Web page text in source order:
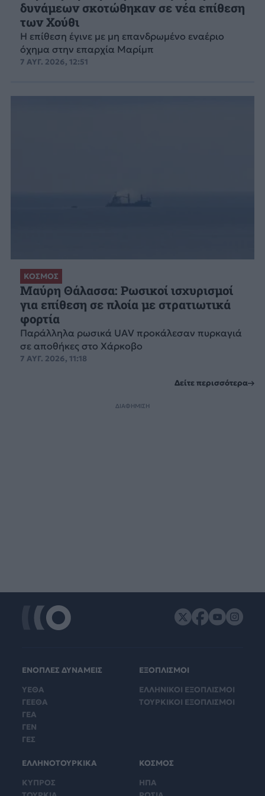
δυνάμεων σκοτώθηκαν σε νέα επίθεση
των Χούθι
Η επίθεση έγινε με μη επανδρωμένο εναέριο
όχημα στην επαρχία Μαρίμπ
7 ΑΥΓ. 2026, 12:51
ΚΟΣΜΟΣ
Μαύρη Θάλασσα: Ρωσικοί ισχυρισμοί
για επίθεση σε πλοία με στρατιωτικά
φορτία
Παράλληλα ρωσικά UAV προκάλεσαν πυρκαγιά
σε αποθήκες στο Χάρκοβο
7 ΑΥΓ. 2026, 11:18
Δείτε περισσότερα
ΔΙΑΦΗΜΙΣΗ
ΕΝΟΠΛΕΣ ΔΥΝΑΜΕΙΣ
ΥΕΘΑ
ΓΕΕΘΑ
ΓΕΑ
ΓΕΝ
ΓΕΣ
ΕΞΟΠΛΙΣΜΟΙ
ΕΛΛΗΝΙΚΟΙ ΕΞΟΠΛΙΣΜΟΙ
ΤΟΥΡΚΙΚΟΙ ΕΞΟΠΛΙΣΜΟΙ
ΕΛΛΗΝΟΤΟΥΡΚΙΚΑ
ΚΥΠΡΟΣ
ΚΟΣΜΟΣ
ΗΠΑ